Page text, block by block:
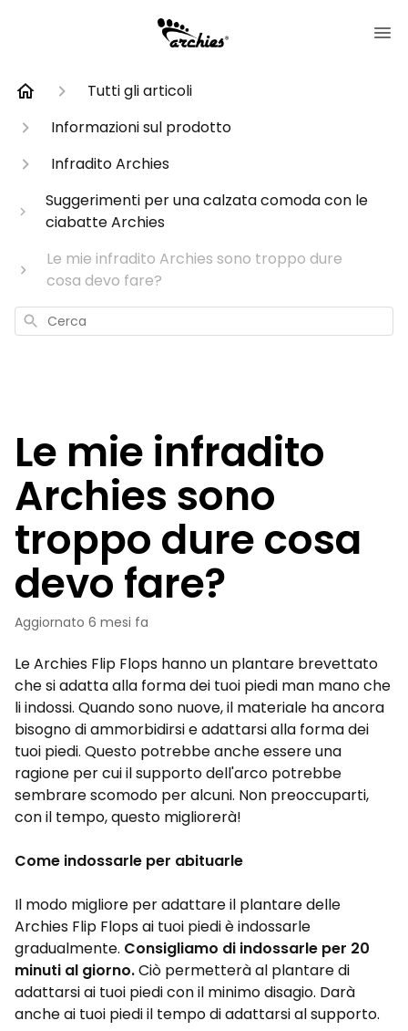
Tutti gli articoli
Informazioni sul prodotto
Infradito Archies
Suggerimenti per una calzata comoda con le
ciabatte Archies
Le mie infradito Archies sono troppo dure
cosa devo fare?
Cerca
Le mie infradito
Archies sono
troppo dure cosa
devo fare?
Aggiornato 6 mesi fa
Le Archies Flip Flops hanno un plantare brevettato
che si adatta alla forma dei tuoi piedi man mano che
li indossi. Quando sono nuove, il materiale ha ancora
bisogno di ammorbidirsi e adattarsi alla forma dei
tuoi piedi. Questo potrebbe anche essere una
ragione per cui il supporto dell'arco potrebbe
sembrare scomodo per alcuni. Non preoccuparti,
con il tempo, questo migliorerà!
Come indossarle per abituarle
Il modo migliore per adattare il plantare delle
Archies Flip Flops ai tuoi piedi è indossarle
gradualmente. Consigliamo di indossarle per 20
minuti al giorno.Ciò permetterà al plantare di
adattarsi ai tuoi piedi con il minimo disagio. Darà
anche ai tuoi piedi il tempo di adattarsi al supporto.